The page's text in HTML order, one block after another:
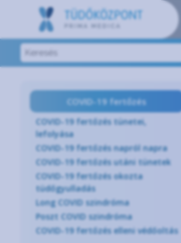
COVID-19 fertőzés
COVID-19 fertőzés tünetei,
lefolyása
COVID-19 fertőzés napról napra
COVID-19 fertőzés utáni tünetek
COVID-19 fertőzés okozta
tüdőgyulladás
Long COVID szindróma
Poszt COVID szindróma
COVID-19 fertőzés elleni védőoltás